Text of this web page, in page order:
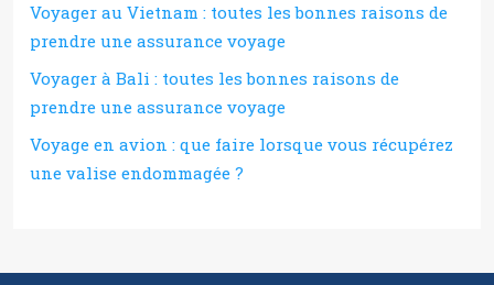
Voyager au Vietnam : toutes les bonnes raisons de
prendre une assurance voyage
Voyager à Bali : toutes les bonnes raisons de
prendre une assurance voyage
Voyage en avion : que faire lorsque vous récupérez
une valise endommagée ?